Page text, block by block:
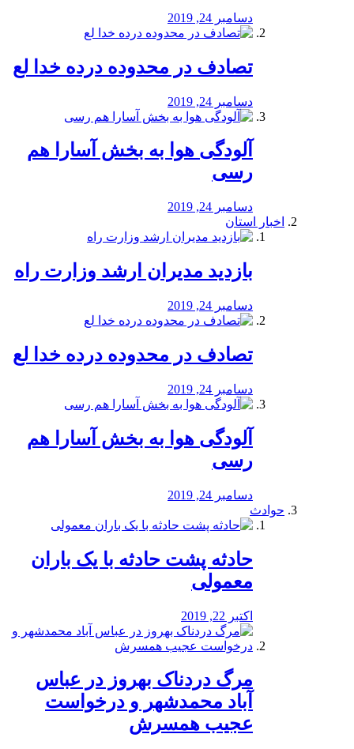
دسامبر 24, 2019
تصادف در محدوده درده خدا لع
دسامبر 24, 2019
آلودگی هوا به بخش آسارا هم
رسی
دسامبر 24, 2019
اخبار استان
بازدید مدیران ارشد وزارت راه
دسامبر 24, 2019
تصادف در محدوده درده خدا لع
دسامبر 24, 2019
آلودگی هوا به بخش آسارا هم
رسی
دسامبر 24, 2019
حوادث
️حادثه پشت حادثه با یک باران
معمولی
اکتبر 22, 2019
مرگ دردناک بهروز در عباس
آباد محمدشهر و درخواست
عجیب همسرش